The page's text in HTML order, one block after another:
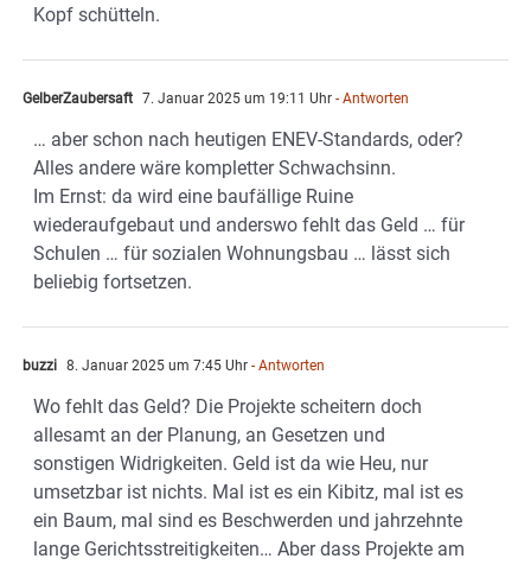
Kopf schütteln.
GelberZaubersaft 7. Januar 2025 um 19:11 Uhr - Antworten
… aber schon nach heutigen ENEV-Standards, oder?
Alles andere wäre kompletter Schwachsinn.
Im Ernst: da wird eine baufällige Ruine
wiederaufgebaut und anderswo fehlt das Geld … für
Schulen … für sozialen Wohnungsbau … lässt sich
beliebig fortsetzen.
buzzi 8. Januar 2025 um 7:45 Uhr - Antworten
Wo fehlt das Geld? Die Projekte scheitern doch
allesamt an der Planung, an Gesetzen und
sonstigen Widrigkeiten. Geld ist da wie Heu, nur
umsetzbar ist nichts. Mal ist es ein Kibitz, mal ist es
ein Baum, mal sind es Beschwerden und jahrzehnte
lange Gerichtsstreitigkeiten… Aber dass Projekte am